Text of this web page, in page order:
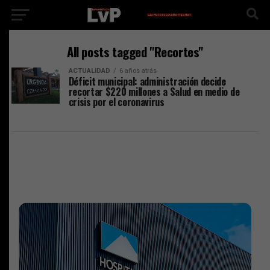
All posts tagged "Recortes"
ACTUALIDAD 6 años atrás
Déficit municipal: administración decide
recortar $220 millones a Salud en medio de
crisis por el coronavirus